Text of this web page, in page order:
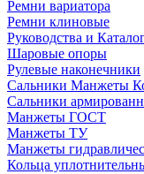
Ремни вариатора
Ремни клиновые
Руководства и
Шаровые опоры
Рулевые наконечники
Сальники Манжеты
Сальники
Манжеты ГОСТ
Манжеты ТУ
Манжеты
Кольца